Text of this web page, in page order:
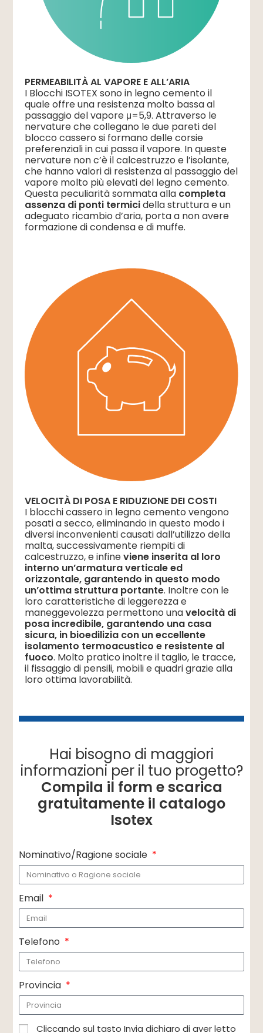
PERMEABILITÀ AL VAPORE E ALL’ARIA
I Blocchi ISOTEX sono in legno cemento il
quale offre una resistenza molto bassa al
passaggio del vapore μ=5,9. Attraverso le
nervature che collegano le due pareti del
blocco cassero si formano delle corsie
preferenziali in cui passa il vapore. In queste
nervature non c’è il calcestruzzo e l’isolante,
che hanno valori di resistenza al passaggio del
vapore molto più elevati del legno cemento.
Questa peculiarità sommata alla completa
assenza di ponti termicidella struttura e un
adeguato ricambio d’aria, porta a non avere
formazione di condensa e di muffe.
VELOCITÀ DI POSA E RIDUZIONE DEI COSTI
I blocchi cassero in legno cemento vengono
posati a secco, eliminando in questo modo i
diversi inconvenienti causati dall’utilizzo della
malta, successivamente riempiti di
calcestruzzo, e infineviene inserita al loro
interno un’armatura verticale ed
orizzontale, garantendo in questo modo
un’ottima struttura portante. Inoltre con le
loro caratteristiche di leggerezza e
maneggevolezza permettono unavelocità di
posa incredibile, garantendo una casa
sicura, in bioedilizia con un eccellente
isolamento termoacustico e resistente al
fuoco. Molto pratico inoltre il taglio, le tracce,
il fissaggio di pensili, mobili e quadri grazie alla
loro ottima lavorabilità.
Hai bisogno di maggiori
informazioni per il tuo progetto?
Compila il form e scarica
gratuitamente il catalogo
Isotex
Nominativo/Ragione sociale
Email
Telefono
Provincia
Cliccando sul tasto Invia dichiaro di aver letto